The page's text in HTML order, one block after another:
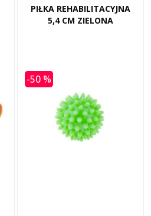
PIŁKA REHABILITACYJNA
5,4 CM ZIELONA
-50 %